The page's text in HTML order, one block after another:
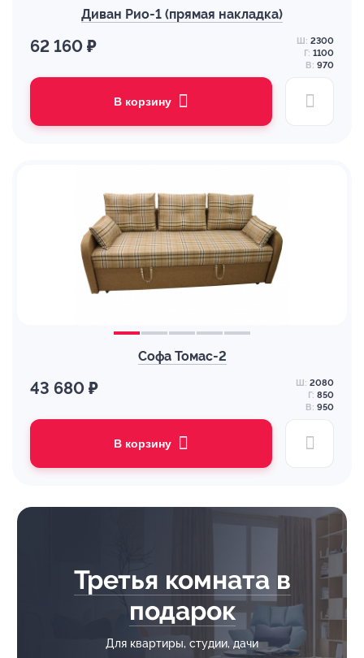
Диван Рио-1 (прямая накладка)
62 160 ₽ Ш: 2300
Г: 1100
В: 970
В корзину
Софа Томас-2
43 680 ₽ Ш: 2080
Г: 850
В: 950
В корзину
Третья комната в
подарок
Для квартиры, студии, дачи